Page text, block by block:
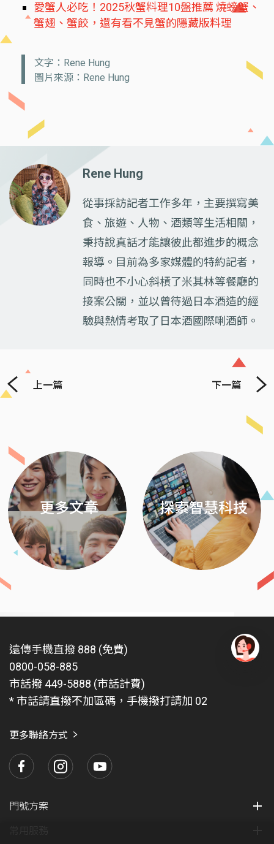
愛蟹人必吃！2025秋蟹料理10盤推薦 燒螃蟹、
蟹翅、蟹餃，還有看不見蟹的隱藏版料理
文字：Rene Hung
圖片來源：Rene Hung
Rene Hung
從事採訪記者工作多年，主要撰寫美
食、旅遊、人物、酒類等生活相關，
秉持說真話才能讓彼此都進步的概念
報導。目前為多家媒體的特約記者，
同時也不小心斜槓了米其林等餐廳的
接案公關，並以曾待過日本酒造的經
驗與熱情考取了日本酒國際唎酒師。
上一篇 下一篇
Previous
更多文章 探索智慧科技
Next
遠傳手機直撥 888 (免費)
0800-058-885
市話撥 449-5888 (市話計費)
* 市話請直撥不加區碼，手機撥打請加 02
更多聯絡方式
門號方案